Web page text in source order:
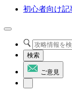
初心者向け記
検索
ご意見